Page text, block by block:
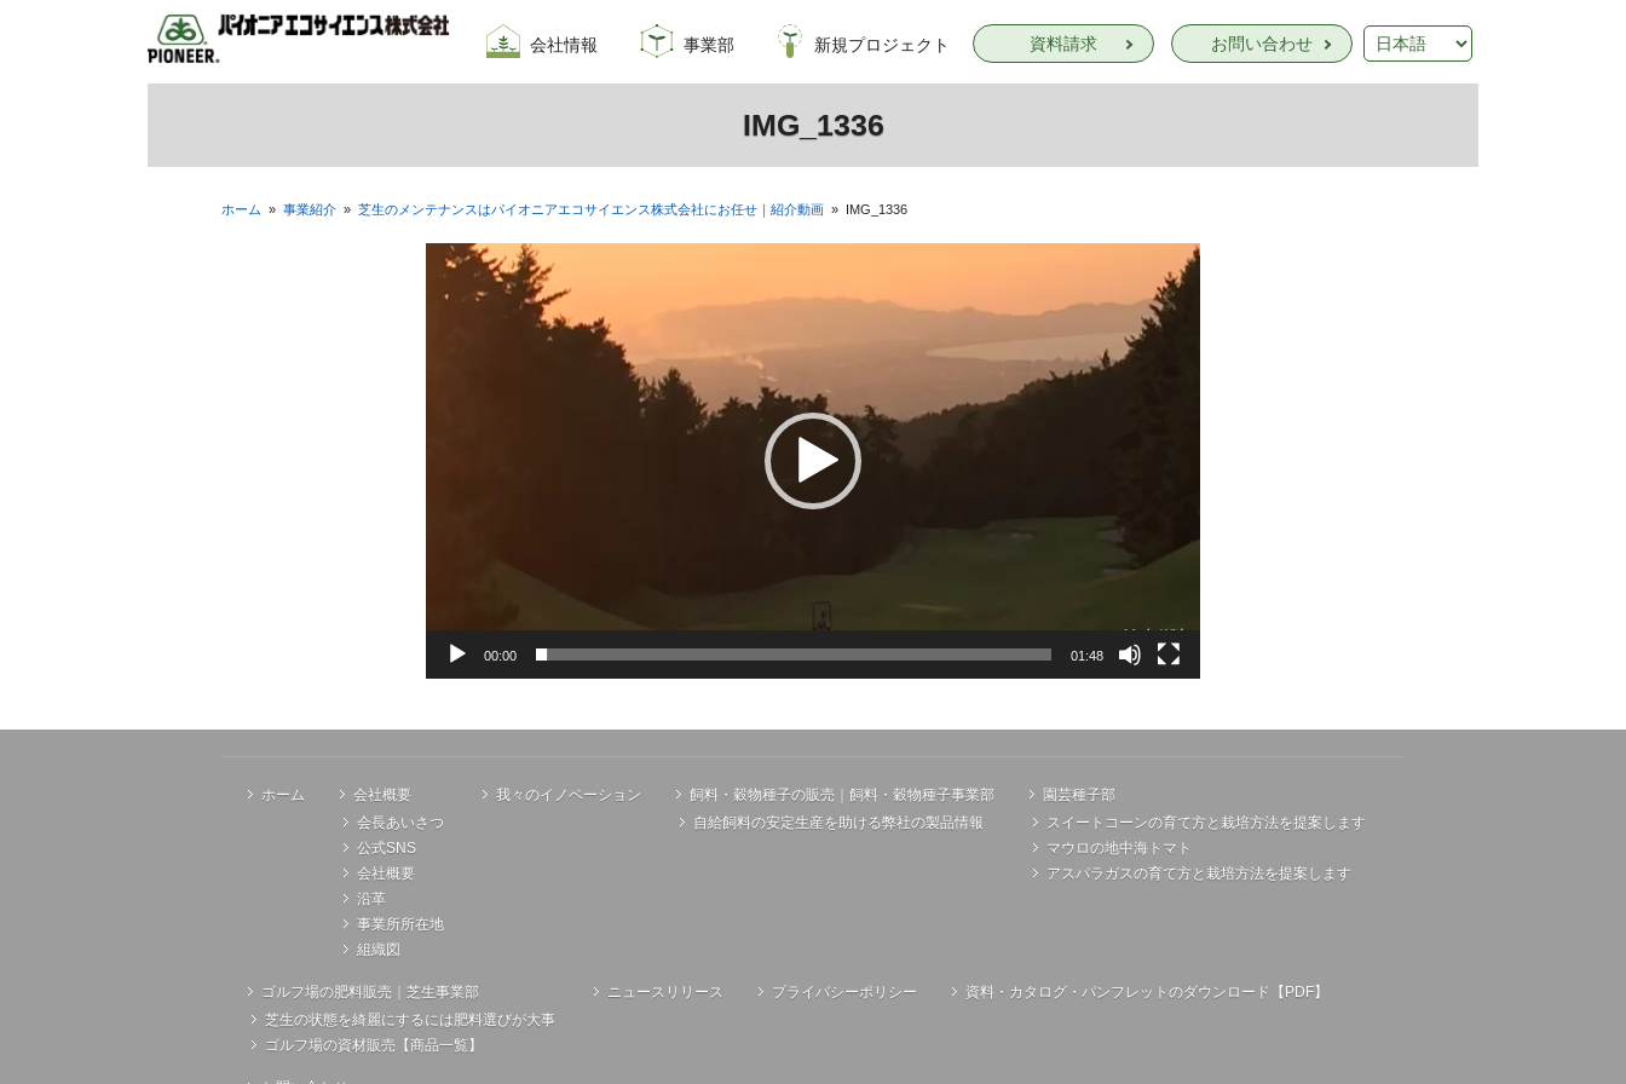
会社情報
会社概要
我々のイノベーション
採用情報
事業部
飼料・穀物種子事業部
園芸種子部
芝生事業部
新規プロジェクト
サナテックシード
青空トマト学園
公式オンラインショップ
PsEco
子実コーンNAVI
資料請求 お問い合わせ
IMG_1336
ホーム »事業紹介 »芝生のメンテナンスはパイオニアエコサイエンス株式会社にお任せ｜紹介動画 » IMG_1336
00:00 01:48
ホーム
会社概要
会長あいさつ
公式SNS
会社概要
沿革
事業所所在地
組織図
我々のイノベーション
飼料・穀物種子の販売｜飼料・穀物種子事業部
自給飼料の安定生産を助ける弊社の製品情報
園芸種子部
スイートコーンの育て方と栽培方法を提案します
マウロの地中海トマト
アスパラガスの育て方と栽培方法を提案します
ゴルフ場の肥料販売｜芝生事業部
芝生の状態を綺麗にするには肥料選びが大事
ゴルフ場の資材販売【商品一覧】
ニュースリリース プライバシーポリシー 資料・カタログ・パンフレットのダウンロード【PDF】